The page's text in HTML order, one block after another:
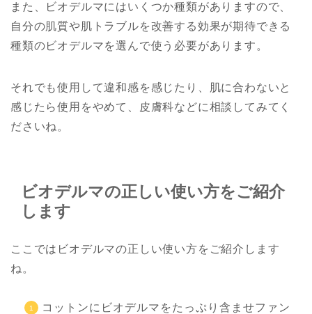
また、ビオデルマにはいくつか種類がありますので、
自分の肌質や肌トラブルを改善する効果が期待できる
種類のビオデルマを選んで使う必要があります。
それでも使用して違和感を感じたり、肌に合わないと
感じたら使用をやめて、皮膚科などに相談してみてく
ださいね。
ビオデルマの正しい使い方をご紹介
します
ここではビオデルマの正しい使い方をご紹介します
ね。
コットンにビオデルマをたっぷり含ませファン